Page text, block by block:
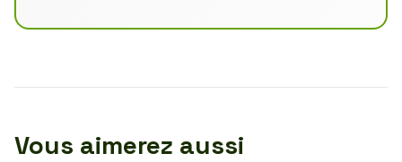
Vous aimerez aussi